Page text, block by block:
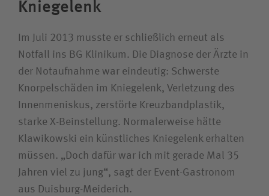
Knie­gelenk
Im Juli 2013 musste er schließlich erneut als
Notfall ins BG Klinikum. Die Diagnose der Ärzte in
der Notaufnahme war eindeutig: Schwerste
Knorpel­schäden im Kniegelenk, Verletzung des
Innen­meniskus, zerstörte Kreuzband­plastik,
starke X-Beinstellung. Normalerweise hätte
Klawikowski ein künstliches Kniegelenk erhalten
müssen. „Doch dafür war ich mit gerade Mal 35
Jahren viel zu jung“, sagt der Event-Gastronom
aus Duisburg-Meiderich.